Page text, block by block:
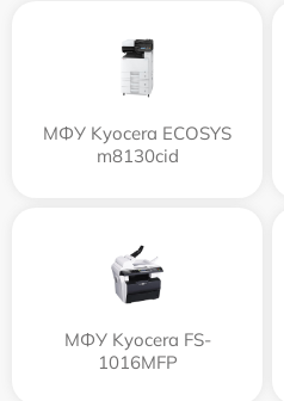
МФУ Kyocera ECOSYS
m8130cid
МФУ Kyocera FS-
1016MFP